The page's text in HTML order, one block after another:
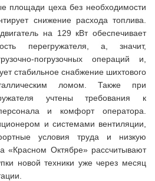
площади цеха без необходимости
снижение расхода топлива.
на 129 кВт обеспечивает
перегружателя, а, значит,
погрузочных операций и,
стабильное снабжение шихтового
ломом. Также при
учтены требования к
и комфорт оператора.
и системами вентиляции,
условия труда и низкую
«Красном Октябре» рассчитывают
новой техники уже через месяц